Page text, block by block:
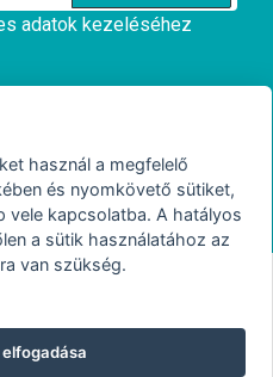
adatok kezeléséhez
Készítette: Digitális Ügynökség
. © 2026.
használ a megfelelő
és nyomkövető sütiket,
vele kapcsolatba. A hatályos
a sütik használatához az
van szükség.
elfogadása